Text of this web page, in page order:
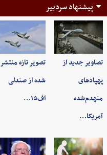
پیشنهاد سردبیر
تصاویر جدید از
پهپادهای
منهدم‌شده
آمریکا…
تصویر تازه منتشر
شده از صندلی
اف۱۵…